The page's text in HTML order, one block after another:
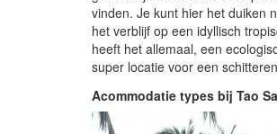
vinden. Je kunt hier het duiken
het verblijf op een idyllisch
heeft het allemaal, een
super locatie voor een
Acommodatie types bij Tao